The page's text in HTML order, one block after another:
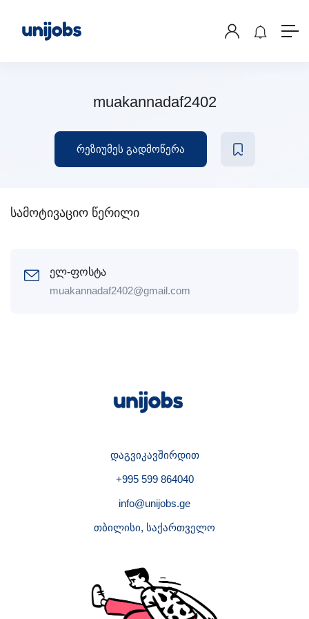
muakannadaf2402
რეზიუმეს გადმოწერა
სამოტივაციო წერილი
ელ-ფოსტა
muakannadaf2402@gmail.com
დაგვიკავშირდით
+995 599 864040
info@unijobs.ge
თბილისი, საქართველო